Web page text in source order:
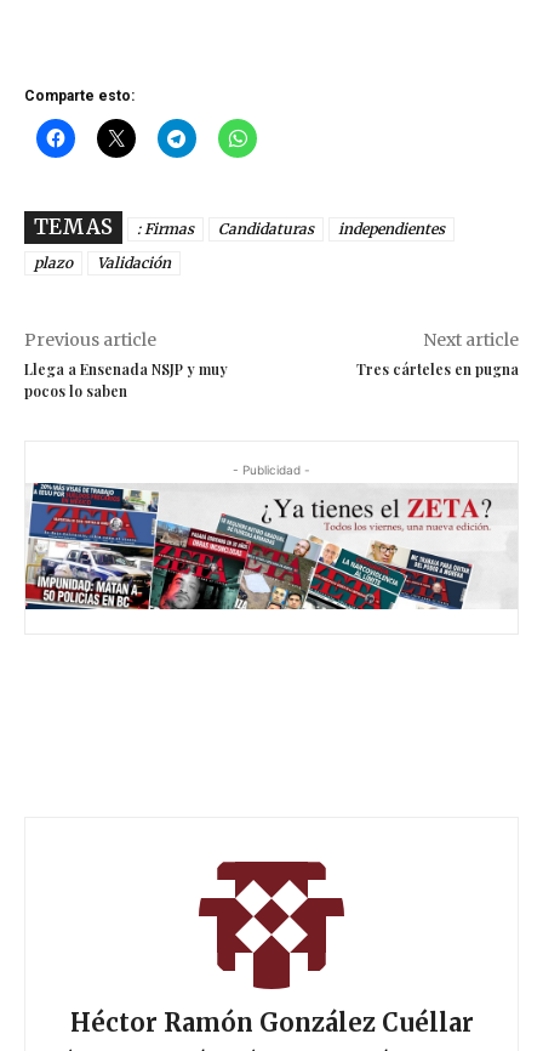
Comparte esto:
TEMAS : Firmas Candidaturas
independientes
plazo
Validación
Previous article
Llega a Ensenada NSJP y muy
pocos lo saben
Next article
Tres cárteles en pugna
- Publicidad -
Héctor Ramón González Cuéllar